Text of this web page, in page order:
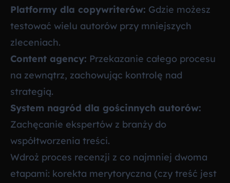
Platformy dla copywriterów: Gdzie możesz
testować wielu autorów przy mniejszych
zleceniach.
Content agency: Przekazanie całego procesu
na zewnątrz, zachowując kontrolę nad
strategią.
System nagród dla gościnnych autorów:
Zachęcanie ekspertów z branży do
współtworzenia treści.
Wdroż proces recenzji z co najmniej dwoma
etapami: korekta merytoryczna (czy treść jest